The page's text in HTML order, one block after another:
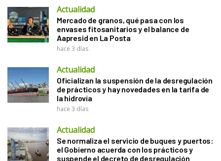
Actualidad
Mercado de granos, qué pasa con los
envases fitosanitarios y el balance de
Aapresid en La Posta
hace 3 días
Actualidad
Oficializan la suspensión de la desregulación
de prácticos y hay novedades en la tarifa de
la hidrovía
hace 3 días
Actualidad
Se normaliza el servicio de buques y puertos:
el Gobierno acuerda con los prácticos y
suspende el decreto de desregulación